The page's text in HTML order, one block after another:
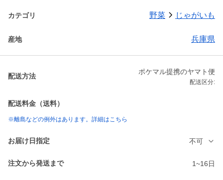
カテゴリ 野菜 じゃがいも
産地 兵庫県
配送方法
ポケマル提携のヤマト便
配送区分:
配送料金（送料）
※離島などの例外はあります。詳細はこちら
お届け日指定 不可
注文から発送まで 1~16日